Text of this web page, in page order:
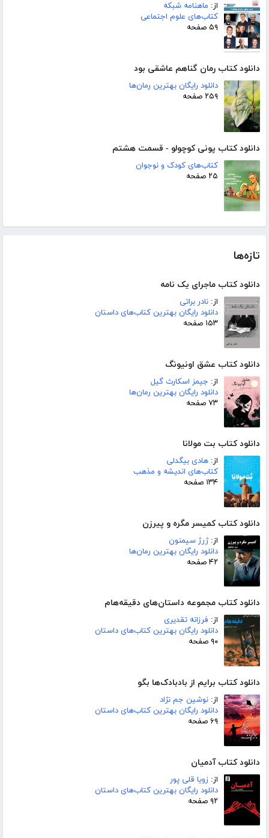
از: ماهنامه شبکه
کتاب‌های علوم اجتماعی
۵۹ صفحه
دانلود کتاب رمان گناهم عاشقی بود
دانلود رایگان بهترین رمان‌ها
۲۵۹ صفحه
دانلود کتاب پونی کوچولو - قسمت هشتم
کتاب‌های کودک و نوجوان
۲۵ صفحه
تازه‌ها
دانلود کتاب ماجرای یک نامه
از: نادر براتی
دانلود رایگان بهترین کتاب‌های داستان
۱۵۳ صفحه
دانلود کتاب عشق اونیونگ
از: جیمز اسکارث گیل
دانلود رایگان بهترین رمان‌ها
۷۳ صفحه
دانلود کتاب بت مولانا
از: هادی بیگدلی
کتاب‌های اندیشه و مذهب
۱۳۴ صفحه
دانلود کتاب کمیسر مگره و پیرزن
از:ژرژ سیمنون
دانلود رایگان بهترین رمان‌ها
۴۲ صفحه
دانلود کتاب مجموعه داستان‌های دقیقه‌هام
از: فرزانه تقدیری
دانلود رایگان بهترین کتاب‌های داستان
۹۰ صفحه
دانلود کتاب برایم از بادبادک‌ها بگو
از: نوشین جم نژاد
دانلود رایگان بهترین کتاب‌های داستان
۶۹ صفحه
دانلود کتاب آدمیان
از: زویا قلی پور
دانلود رایگان بهترین کتاب‌های داستان
۹۲ صفحه